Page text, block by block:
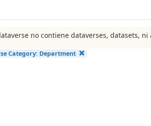
no contiene dataverses, datasets, ni
Category: Department